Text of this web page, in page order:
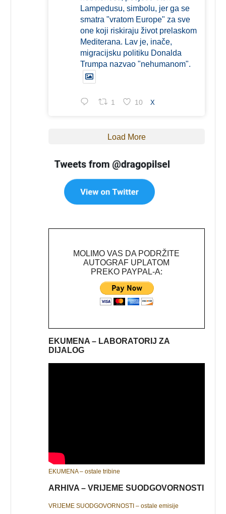
Lampedusu, simbolu, jer ga se
smatra "vratom Europe" za sve
one koji riskiraju život prelaskom
Mediterana. Lav je, inače,
migracijsku politiku Donalda
Trumpa nazvao "nehumanom".
1 10 X
Load More
MOLIMO VAS DA PODRŽITE
AUTOGRAF UPLATOM
PREKO PAYPAL-A:
EKUMENA – LABORATORIJ ZA
DIJALOG
EKUMENA – ostale tribine
ARHIVA – VRIJEME SUODGOVORNOSTI
VRIJEME SUODGOVORNOSTI – ostale emisije